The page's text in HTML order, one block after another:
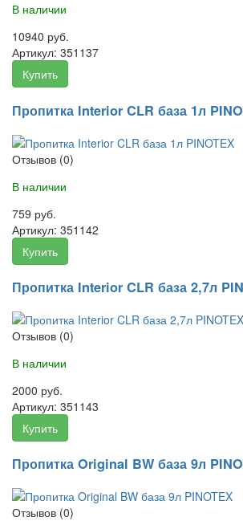
В наличии
10940 руб.
Артикул: 351137
Купить
Пропитка Interior CLR база 1л
Отзывов (0)
В наличии
759 руб.
Артикул: 351142
Купить
Пропитка Interior CLR база 2,7л
Отзывов (0)
В наличии
2000 руб.
Артикул: 351143
Купить
Пропитка Original BW база 9л
Отзывов (0)